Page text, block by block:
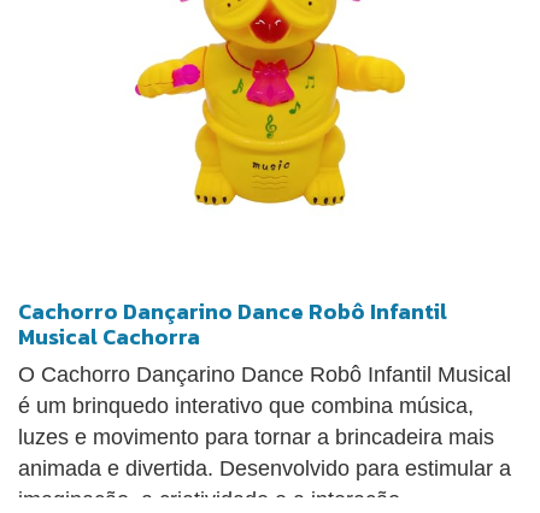
Cachorro Dançarino Dance Robô Infantil
Musical Cachorra
O Cachorro Dançarino Dance Robô Infantil Musical
é um brinquedo interativo que combina música,
luzes e movimento para tornar a brincadeira mais
animada e divertida. Desenvolvido para estimular a
imaginação, a criatividade e a interação,